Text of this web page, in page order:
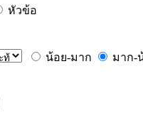
หัวข้อ
น้อย-มาก
มาก-